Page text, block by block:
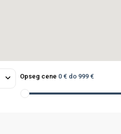
Opseg cene 0 € do 999 €